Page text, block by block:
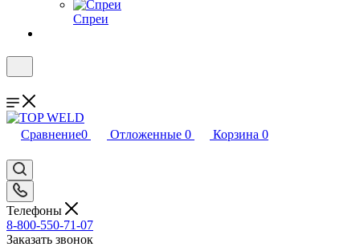
Спреи
Сравнение0 Отложенные 0 Корзина 0
Телефоны
8-800-550-71-07
Заказать звонок